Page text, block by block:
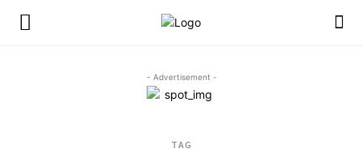
- Advertisement -
TAG